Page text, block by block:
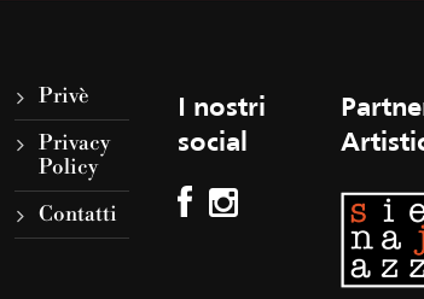
Privè
Privacy
Policy
Contatti
I nostri
social